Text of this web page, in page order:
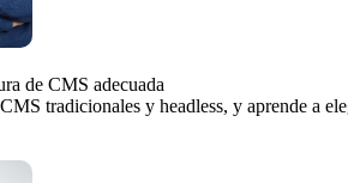
de CMS adecuada
tradicionales y headless, y aprende a